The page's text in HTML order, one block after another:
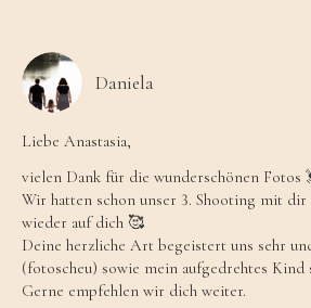
Daniela
Liebe Anastasia,
vielen Dank für die wunderschönen Fotos
Wir hatten schon unser 3. Shooting mit
wieder auf dich 🥰
Deine herzliche Art begeistert uns sehr
(fotoscheu) sowie mein aufgedrehtes
Gerne empfehlen wir dich weiter.